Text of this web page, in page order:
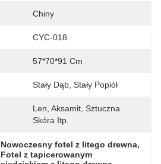
Chiny
CYC-018
57*70*91 Cm
Stały Dąb, Stały Popiół
Len, Aksamit, Sztuczna
Skóra Itp.
Nowoczesny fotel z litego drewna
Fotel z tapicerowanym